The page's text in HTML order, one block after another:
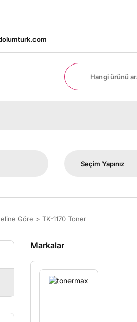
Göre TK-1170 Toner
Markalar